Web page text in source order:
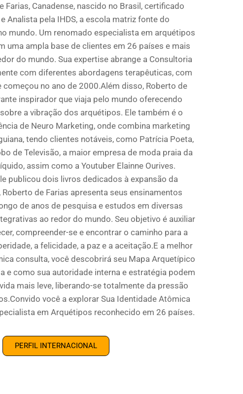
Farias, Canadense, nascido no Brasil, certificado
Analista pela IHDS, a escola matriz fonte do
mundo. Um renomado especialista em arquétipos
uma ampla base de clientes em 26 países e mais
do mundo. Sua expertise abrange a Consultoria
com diferentes abordagens terapêuticas, com
começou no ano de 2000.Além disso, Roberto de
inspirador que viaja pelo mundo oferecendo
a vibração dos arquétipos. Ele também é o
de Neuro Marketing, onde combina marketing
tendo clientes notáveis, como Patrícia Poeta,
de Televisão, a maior empresa de moda praia da
assim como a Youtuber Elainne Ourives.
publicou dois livros dedicados à expansão da
de Farias apresenta seus ensinamentos
de anos de pesquisa e estudos em diversas
ao redor do mundo. Seu objetivo é auxiliar
compreender-se e encontrar o caminho para a
a felicidade, a paz e a aceitação.E a melhor
consulta, você descobrirá seu Mapa Arquetípico
e como sua autoridade interna e estratégia podem
mais leve, liberando-se totalmente da pressão
você a explorar Sua Identidade Atômica
em Arquétipos reconhecido em 26 países.
PERFIL INTERNACIONAL